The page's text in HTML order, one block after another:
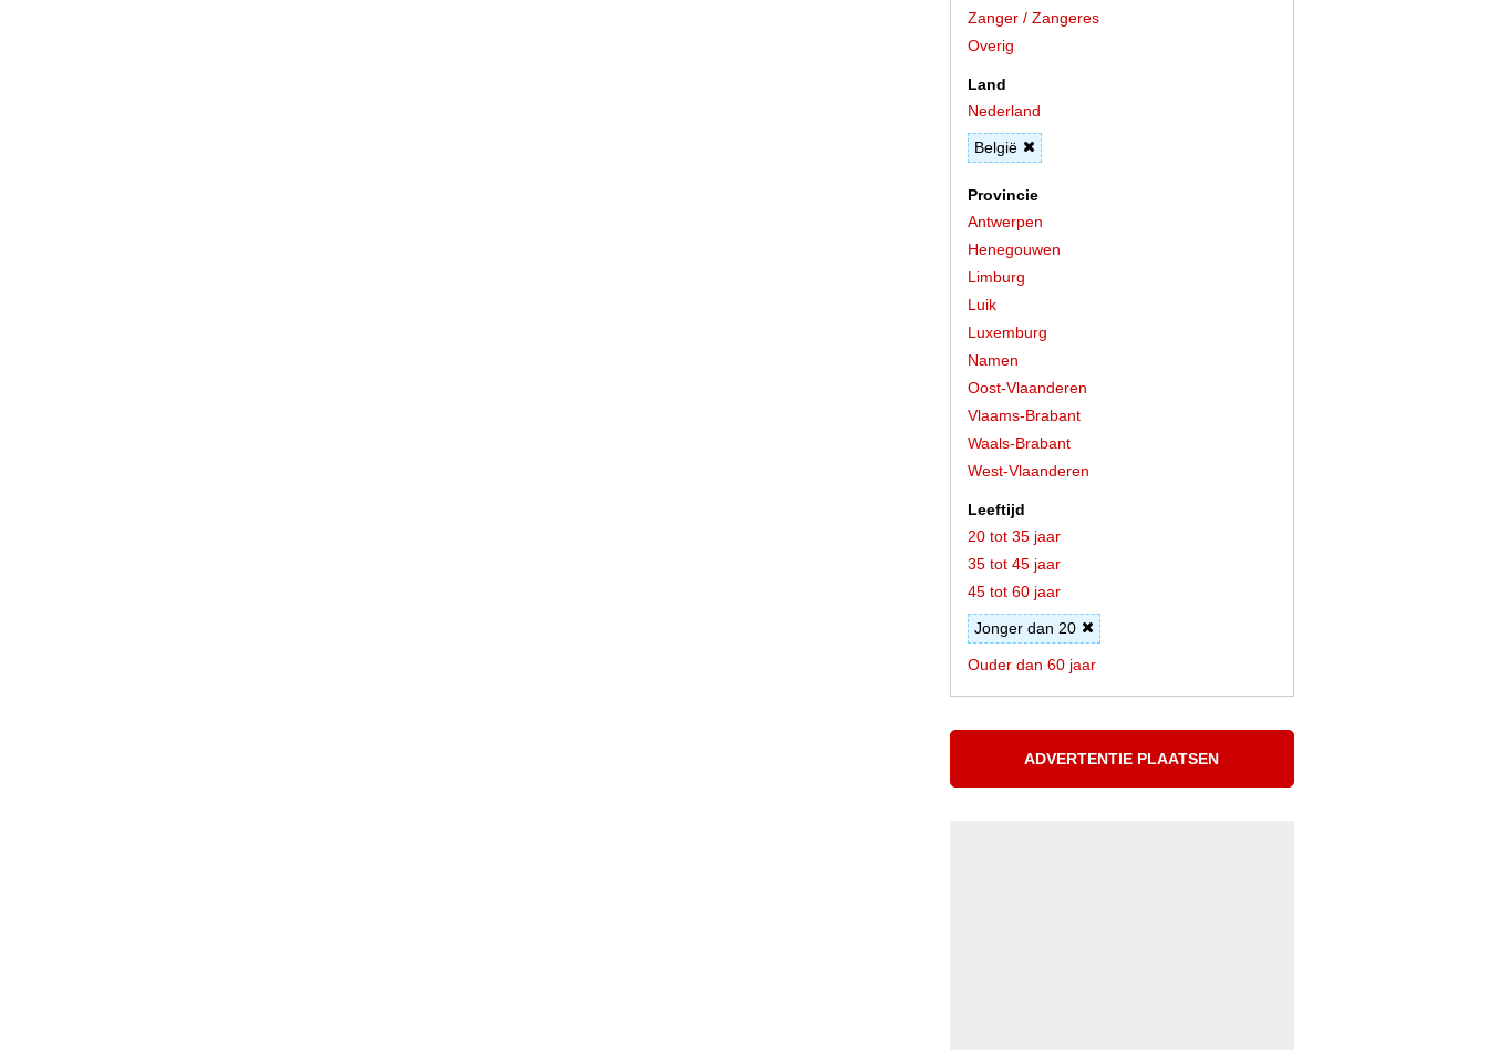
Zanger / Zangeres
Overig
Land
Nederland
België
Provincie
Antwerpen
Henegouwen
Limburg
Luik
Luxemburg
Namen
Oost-Vlaanderen
Vlaams-Brabant
Waals-Brabant
West-Vlaanderen
Leeftijd
20 tot 35 jaar
35 tot 45 jaar
45 tot 60 jaar
Jonger dan 20
Ouder dan 60 jaar
ADVERTENTIE PLAATSEN